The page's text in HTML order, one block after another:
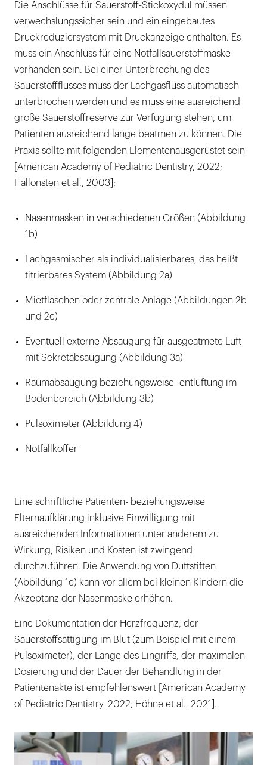
Die Anschlüsse für Sauerstoff-Stickoxydul müssen
verwechslungssicher sein und ein eingebautes
Druckreduziersystem mit Druckanzeige enthalten. Es
muss ein Anschluss für eine Notfallsauerstoffmaske
vorhanden sein. Bei einer Unterbrechung des
Sauerstoffflusses muss der Lachgasfluss automatisch
unterbrochen werden und es muss eine ausreichend
große Sauerstoffreserve zur Verfügung stehen, um
Patienten ausreichend lange beatmen zu können. Die
Praxis sollte mit folgenden Elementenausgerüstet sein
[American Academy of Pediatric Dentistry, 2022;
Hallonsten et al., 2003]:
Nasenmasken in verschiedenen Größen (Abbildung
1b)
Lachgasmischer als individualisierbares, das heißt
titrierbares System (Abbildung 2a)
Mietflaschen oder zentrale Anlage (Abbildungen 2b
und 2c)
Eventuell externe Absaugung für ausgeatmete Luft
mit Sekretabsaugung (Abbildung 3a)
Raumabsaugung beziehungsweise -entlüftung im
Bodenbereich (Abbildung 3b)
Pulsoximeter (Abbildung 4)
Notfallkoffer
Eine schriftliche Patienten- beziehungsweise
Elternaufklärung inklusive Einwilligung mit
ausreichenden Informationen unter anderem zu
Wirkung, Risiken und Kosten ist zwingend
durchzuführen. Die Anwendung von Duftstiften
(Abbildung 1c) kann vor allem bei kleinen Kindern die
Akzeptanz der Nasenmaske erhöhen.
Eine Dokumentation der Herzfrequenz, der
Sauerstoffsättigung im Blut (zum Beispiel mit einem
Pulsoximeter), der Länge des Eingriffs, der maximalen
Dosierung und der Dauer der Behandlung in der
Patientenakte ist empfehlenswert [American Academy
of Pediatric Dentistry, 2022; Höhne et al., 2021].